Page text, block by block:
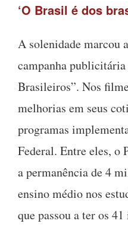
‘O Brasil é dos
A solenidade marcou
campanha
Brasileiros”. Nos
melhorias em seus
programas
Federal. Entre eles, o
a permanência de 4
ensino médio nos
que passou a ter os